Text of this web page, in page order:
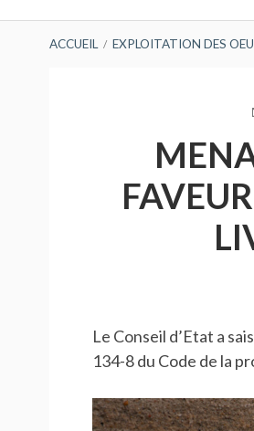
principal
FIL
ACCUEIL EXPLOITATION DES
Le Conseil d’Etat a
134-8 du Code de la